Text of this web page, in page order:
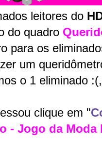
leitores do
do quadro
para os
um
o 1 eliminado
clique em "
- Jogo da Moda